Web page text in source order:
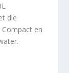
die
en